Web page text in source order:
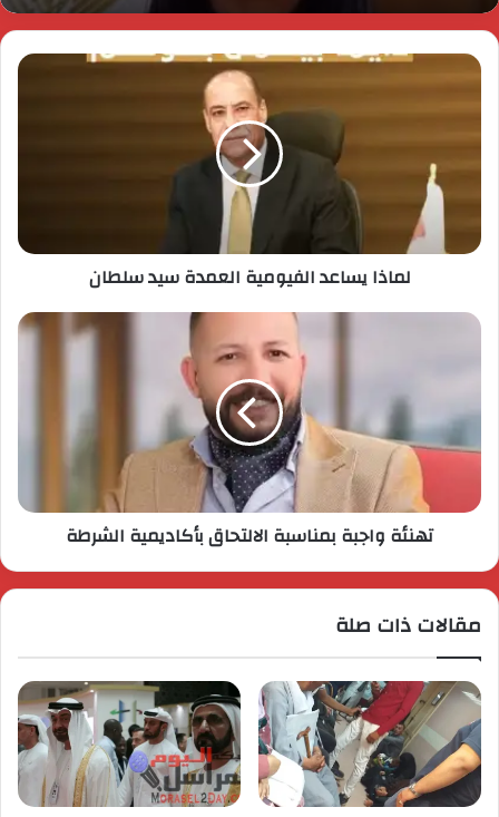
لماذا يساعد الفيومية العمدة سيد سلطان
تهنئة واجبة بمناسبة الالتحاق بأكاديمية الشرطة
مقالات ذات صلة